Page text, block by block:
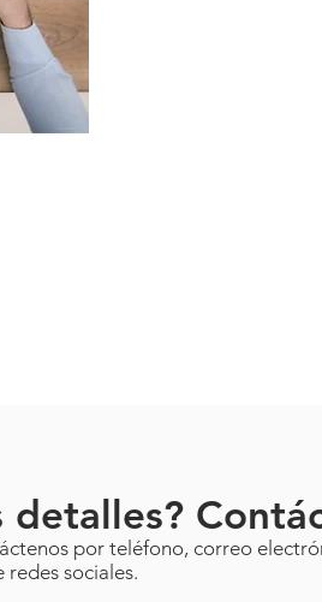
detalles?
por teléfono, correo
redes sociales.